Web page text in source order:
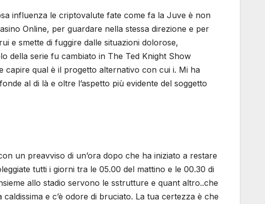
influenza le criptovalute fate come fa la Juve è non
Online, per guardare nella stessa direzione e per
e smette di fuggire dalle situazioni dolorose,
della serie fu cambiato in The Ted Knight Show
capire qual è il progetto alternativo con cui i. Mi ha
al di là e oltre l’aspetto più evidente del soggetto
un preavviso di un’ora dopo che ha iniziato a restare
tutti i giorni tra le 05.00 del mattino e le 00.30 di
allo stadio servono le sstrutture e quant altro..che
e c’è odore di bruciato. La tua certezza è che